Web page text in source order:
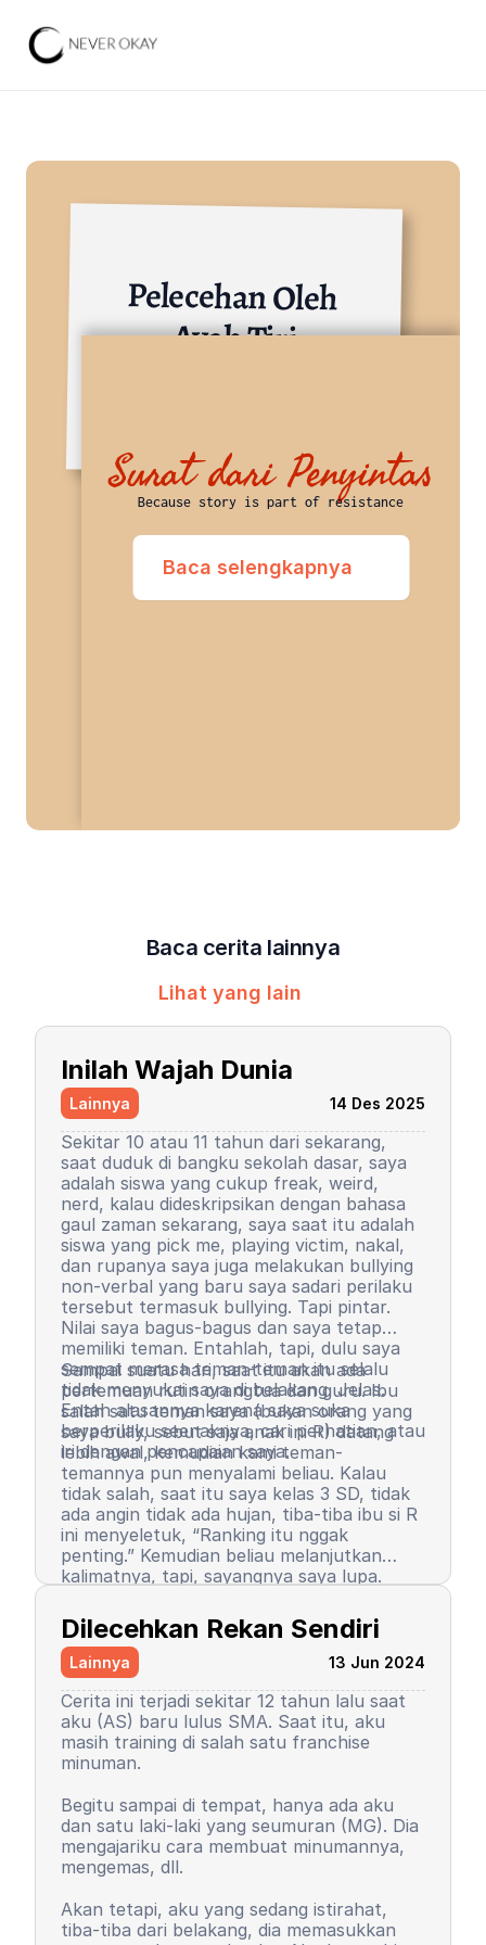
Pelecehan Oleh
Ayah Tiri
Surat dari Penyintas
Because story is part of resistance
Baca selengkapnya
Baca cerita lainnya
Lihat yang lain
Inilah Wajah Dunia
Lainnya 14 Des 2025
Sekitar 10 atau 11 tahun dari sekarang,
saat duduk di bangku sekolah dasar, saya
adalah siswa yang cukup freak, weird,
nerd, kalau dideskripsikan dengan bahasa
gaul zaman sekarang, saya saat itu adalah
siswa yang pick me, playing victim, nakal,
dan rupanya saya juga melakukan bullying
non-verbal yang baru saya sadari perilaku
tersebut termasuk bullying. Tapi pintar.
Nilai saya bagus-bagus dan saya tetap
memiliki teman. Entahlah, tapi, dulu saya
sempat merasa teman-teman itu selalu
tidak menyukai saya di belakang. Jelas.
Entah alasannya karena saya suka
berperilaku seenaknya, cari perhatian, atau
iri dengan pencapaian saya.
Sampai suatu hari, saat itu akan ada
pertemuan rutin orangtua dan guru. Ibu
salah satu teman saya (bukan orang yang
saya bully, sebut saja anak ini R) datang
lebih awal, kemudian kami teman-
temannya pun menyalami beliau. Kalau
tidak salah, saat itu saya kelas 3 SD, tidak
ada angin tidak ada hujan, tiba-tiba ibu si R
ini menyeletuk, “Ranking itu nggak
penting.” Kemudian beliau melanjutkan
kalimatnya, tapi, sayangnya saya lupa.
ada petir menyambar saya. Entah kenapa,
sampai saat ini pun saya tidak tahu
alasannya, yang pasti rasanya tidak
nyaman.
peraih ranking 1. Ranking saya turun, tapi
masih 3 besar. Begitu pula rasa percaya diri
saya. Saya mulai menutup diri, takut salah,
seringkali berasumsi negatif atas perilaku
teman-teman saya. Seorang teman lelaki
sempat mengucapkan sebuah kalimat yang
sampai sekarang bahkan hingga ajal
menjemput terpatri di ingatan saya. Saya
tersebut tidak pantas dan saya baru
paham saat di asrama. Dia bilang, “Wuuu!
Kamu tuh nggak punya harga diri!”
Bayangkan, siswa sekolah dasar zaman itu
kepada siapa pun, kami setelahnya juga
tetap berteman, tetap menjadi duo rival
Kemudian orangtua saya memutuskan
untuk menyekolahkan saya di asrama.
Saya memutuskan untuk mengubah
mengerti dan paham arti bullying. Saya
baru sadar, ternyata dulu saya orang yang
Dilecehkan Rekan Sendiri
Lainnya 13 Jun 2024
Cerita ini terjadi sekitar 12 tahun lalu saat
aku (AS) baru lulus SMA. Saat itu, aku
masih training di salah satu franchise
minuman.
Begitu sampai di tempat, hanya ada aku
dan satu laki-laki yang seumuran (MG). Dia
mengajariku cara membuat minumannya,
mengemas, dll.
Akan tetapi, aku yang sedang istirahat,
tiba-tiba dari belakang, dia memasukkan